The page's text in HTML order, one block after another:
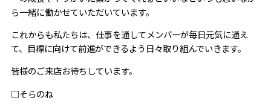
ら一緒に働かせていただいています。
これからも私たちは、仕事を通してメンバーが毎日元気に通え
て、目標に向けて前進ができるよう日々取り組んでいきます。
皆様のご来店お待ちしています。
□そらのね